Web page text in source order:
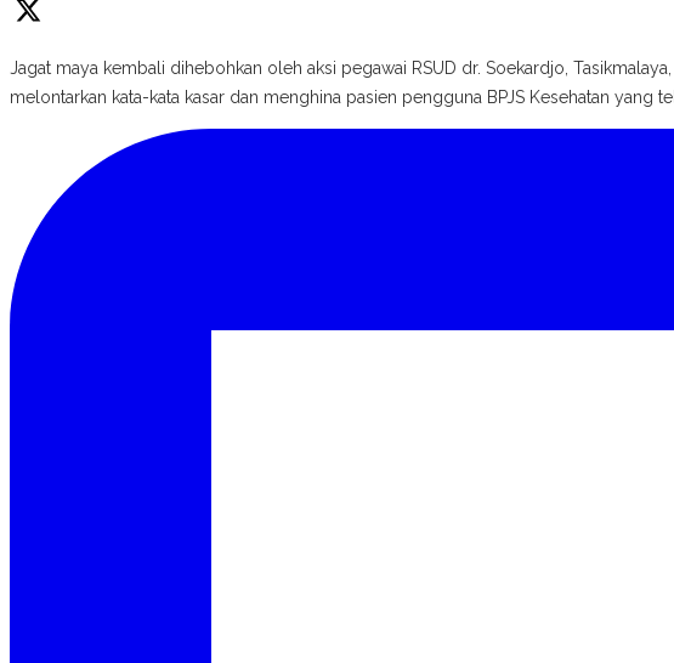
Jagat maya kembali dihebohkan oleh aksi pegawai RSUD dr. Soekardjo,
melontarkan kata-kata kasar dan menghina pasien pengguna BPJS Kesehatan yang